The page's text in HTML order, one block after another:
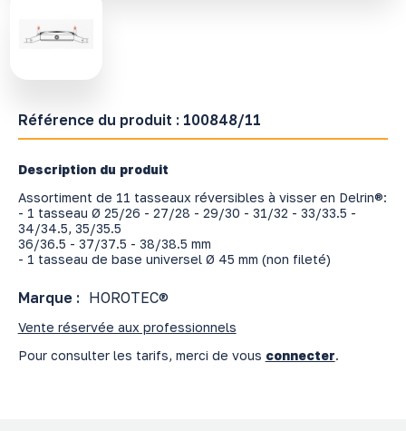
Référence du produit : 100848/11
Description du produit
Assortiment de 11 tasseaux réversibles à visser en Delrin®:
- 1 tasseau Ø 25/26 - 27/28 - 29/30 - 31/32 - 33/33.5 -
34/34.5, 35/35.5
36/36.5 - 37/37.5 - 38/38.5 mm
- 1 tasseau de base universel Ø 45 mm (non fileté)
Marque : HOROTEC®
Vente réservée aux professionnels
Pour consulter les tarifs, merci de vous connecter.